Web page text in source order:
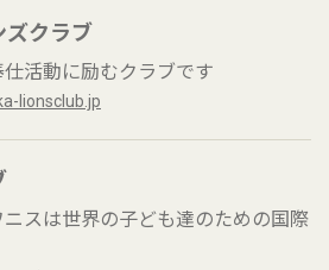
ズクラブ
活動に励むクラブです
lionsclub.jp
スは世界の子ども達のための国際